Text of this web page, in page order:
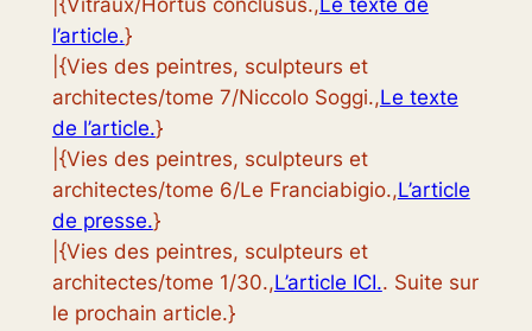
|{Vitraux/Hortus conclusus.,Le texte de
l’article.}
|{Vies des peintres, sculpteurs et
architectes/tome 7/Niccolo Soggi.,Le texte
de l’article.}
|{Vies des peintres, sculpteurs et
architectes/tome 6/Le Franciabigio.,L’article
de presse.}
|{Vies des peintres, sculpteurs et
architectes/tome 1/30.,L’article ICI.. Suite sur
le prochain article.}